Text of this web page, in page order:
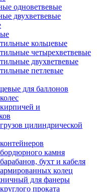
одноветвевые
двухветвевые
кольцевые
четырехветвевые
двухветвевые
петлевые
для баллонов
и
цилиндрической
камня
бухт и кабеля
колец
для фанеры
проката